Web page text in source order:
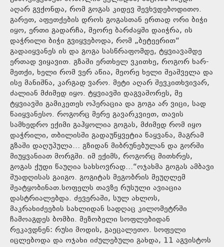
აღარ გვქონდა, რომ გოგას კიდევ შევხვდებოდითო.
გარეთ, აფეთქების დროს გოგასთან ერთად ორი ბიჭი
იყო, ერთი გადარჩა, მეორე ბარძაყში დაიჭრა, ის
დაჭრილი ბიჭი გვიყვებოდა, რომ „ბეტეერით“
გადაიყვანეს ის და გოგა სასწრაფომდე, ტყვიავამდე
ერთად ვიყავით. გზაში ერთხელ ვკითხე, როგორ ხარ-
მეთქი, ხელი რომ ვერ აწია, მეორე ხელი შეაშველა და
ისე მანიშნა, კარგად ვარო. მეტი აღარ შევკითხვივარ,
ძალიან მძიმედ იყო. ტყვიავში დაგვაშორეს, მე
ტყვიავში გამიკეთეს ოპერაცია და გოგა არ ვიცი, სად
წაიყვანესო. როგორც მერე გავარკვიეთ, თავის
სამხედრო ექიმი გაჰყოლია გოგას, მძიმედ რომ იყო
დაჭრილი, თბილისში გადაუწყვეტია წაყვანა, მაგრამ
გზაში დაღუპულა… გზიდან მიბრუნებულან და გორში
მიუყვანიათ მორგში. იმ ექიმს, როგორც მითხრეს,
გოგას ქუდი წაუღია სახსოვრად…“ოჯახმა გოგას ამბავი
შუადღისას გაიგო. გოგიტას მეგობრის მეუღლემ
შეატყობინათ.სოფელს თავზე რუსული ავიაცია
დასტრიალებდა. ძევერაში, სულ ახლოს,
მაკრახიძეების სახლიდან სადღაც კილომეტრში
ჩამოაგდეს ბომბი. მეზობელი სოფლებიდან
რეკავდნენ: რუსი მოდის, გაეცალეთო. სოფელი
იცლებოდა და ოჯახი იძულებული გახდა, 11 აგვისტოს